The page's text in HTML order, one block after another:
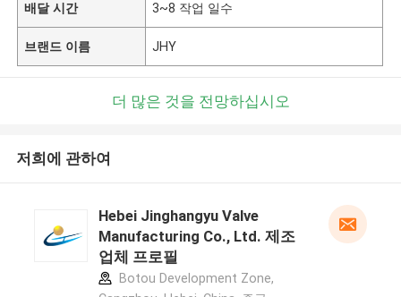
배달 시간 3~8 작업 일수
브랜드 이름 JHY
더 많은 것을 전망하십시오
저희에 관하여
Hebei Jinghangyu Valve
Manufacturing Co., Ltd. 제조
업체 프로필
Botou Development Zone,